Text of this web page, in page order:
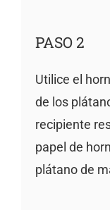
PASO 2
Utilice el
de los
recipiente
papel de
plátano de